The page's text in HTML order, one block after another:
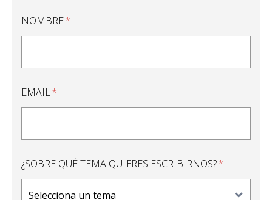
NOMBRE
EMAIL
¿SOBRE QUÉ TEMA QUIERES ESCRIBIRNOS?